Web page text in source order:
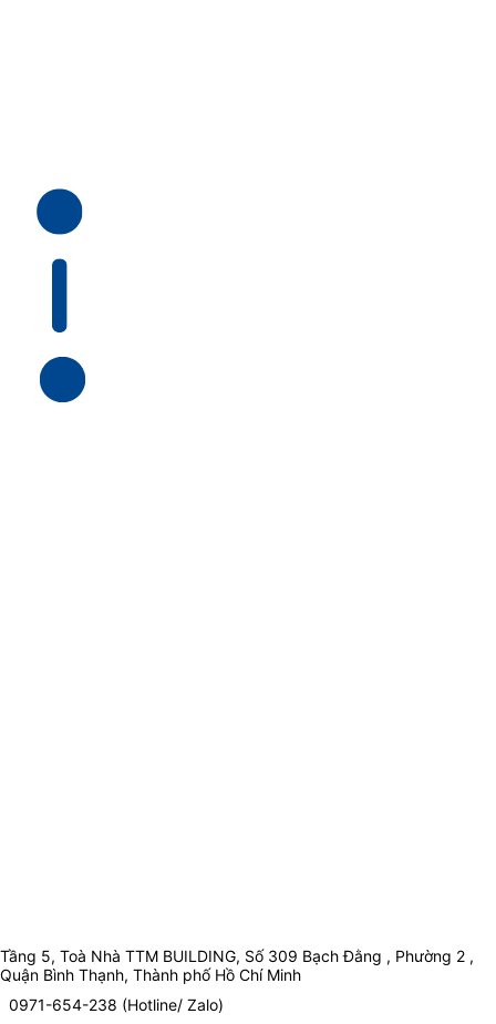
Tầng 5, Toà Nhà TTM BUILDING, Số 309 Bạch Đằng , Phường 2 ,
Quận Bình Thạnh, Thành phố Hồ Chí Minh
0971-654-238 (Hotline/ Zalo)